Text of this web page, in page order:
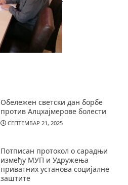
Обележен светски дан борбе
против Алцхајмерове болести
СЕПТЕМБАР 21, 2025
Потписан протокол о сарадњи
између МУП и Удружења
приватних установа социјалне
заштите